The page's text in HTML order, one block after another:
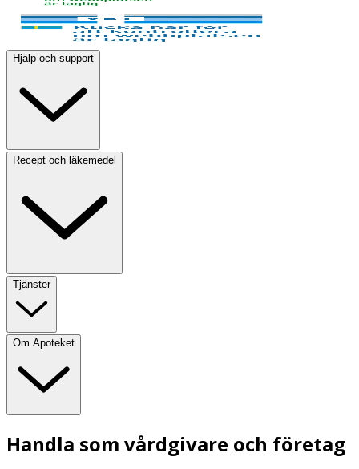
Hjälp och support
Recept och läkemedel
Tjänster
Om Apoteket
Handla som vårdgivare och företag